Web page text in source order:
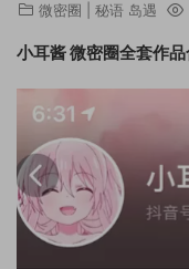
微密圈 | 秘语 岛遇
小耳酱 微密圈全套作